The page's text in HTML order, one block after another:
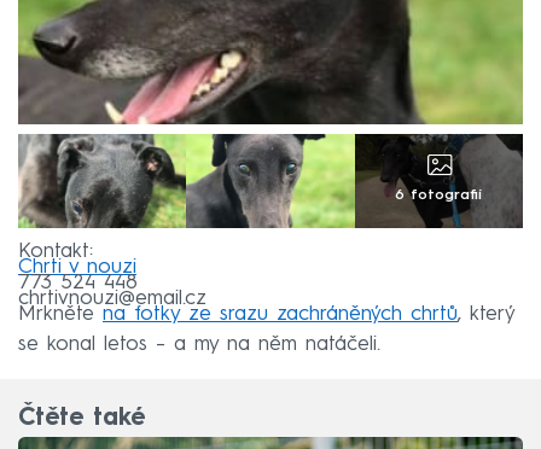
6 fotografií
Kontakt:
Chrti v nouzi
773 524 448
chrtivnouzi@email.cz
Mrkněte na fotky ze srazu zachráněných chrtů, který
se konal letos – a my na něm natáčeli.
Čtěte také